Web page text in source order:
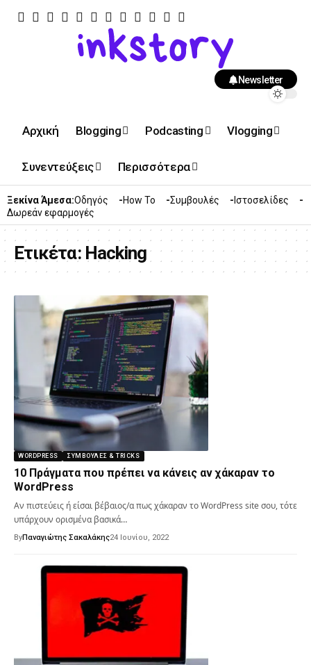
Newsletter
Αρχική Blogging Podcasting Vlogging
Συνεντεύξεις Περισσότερα
Ξεκίνα Άμεσα:Οδηγός How To Συμβουλές
Ιστοσελίδες
Δωρεάν εφαρμογές
Ετικέτα: Hacking
WORDPRESS ΣΥΜΒΟΥΛΈΣ & TRICKS
10 Πράγματα που πρέπει να κάνεις αν χάκαραν το
WordPress
Αν πιστεύεις ή είσαι βέβαιος/α πως χάκαραν το WordPress site σου, τότε
υπάρχουν ορισμένα βασικά…
ByΠαναγιώτης Σακαλάκης24 Ιουνίου, 2022